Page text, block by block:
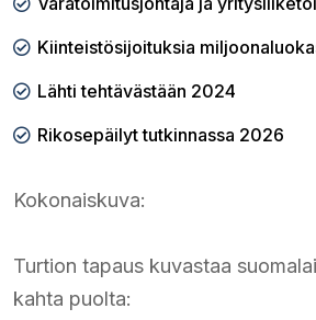
Kiinteistösijoituksia
Lähti tehtävästään 2024
Rikosepäilyt tutkinnassa 2026
Kokonaiskuva:
Turtion tapaus kuvastaa
kahta puolta: